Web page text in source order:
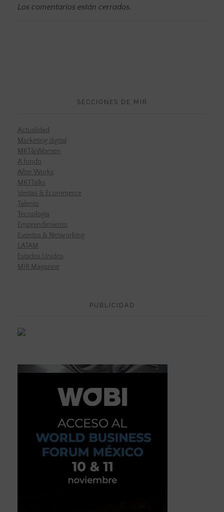
Los comentarios están cerrados.
SECCIONES DE MIR
Actualidad
Marketing digital
MKT&Women
A fondo
After Works
MKTTalks
Ventas & Ecommerce
Talento
Tecnología
Emprendimiento
Eventos & Networking
LATAM
Estados Unidos
MIR Magazine
PUBLICIDAD